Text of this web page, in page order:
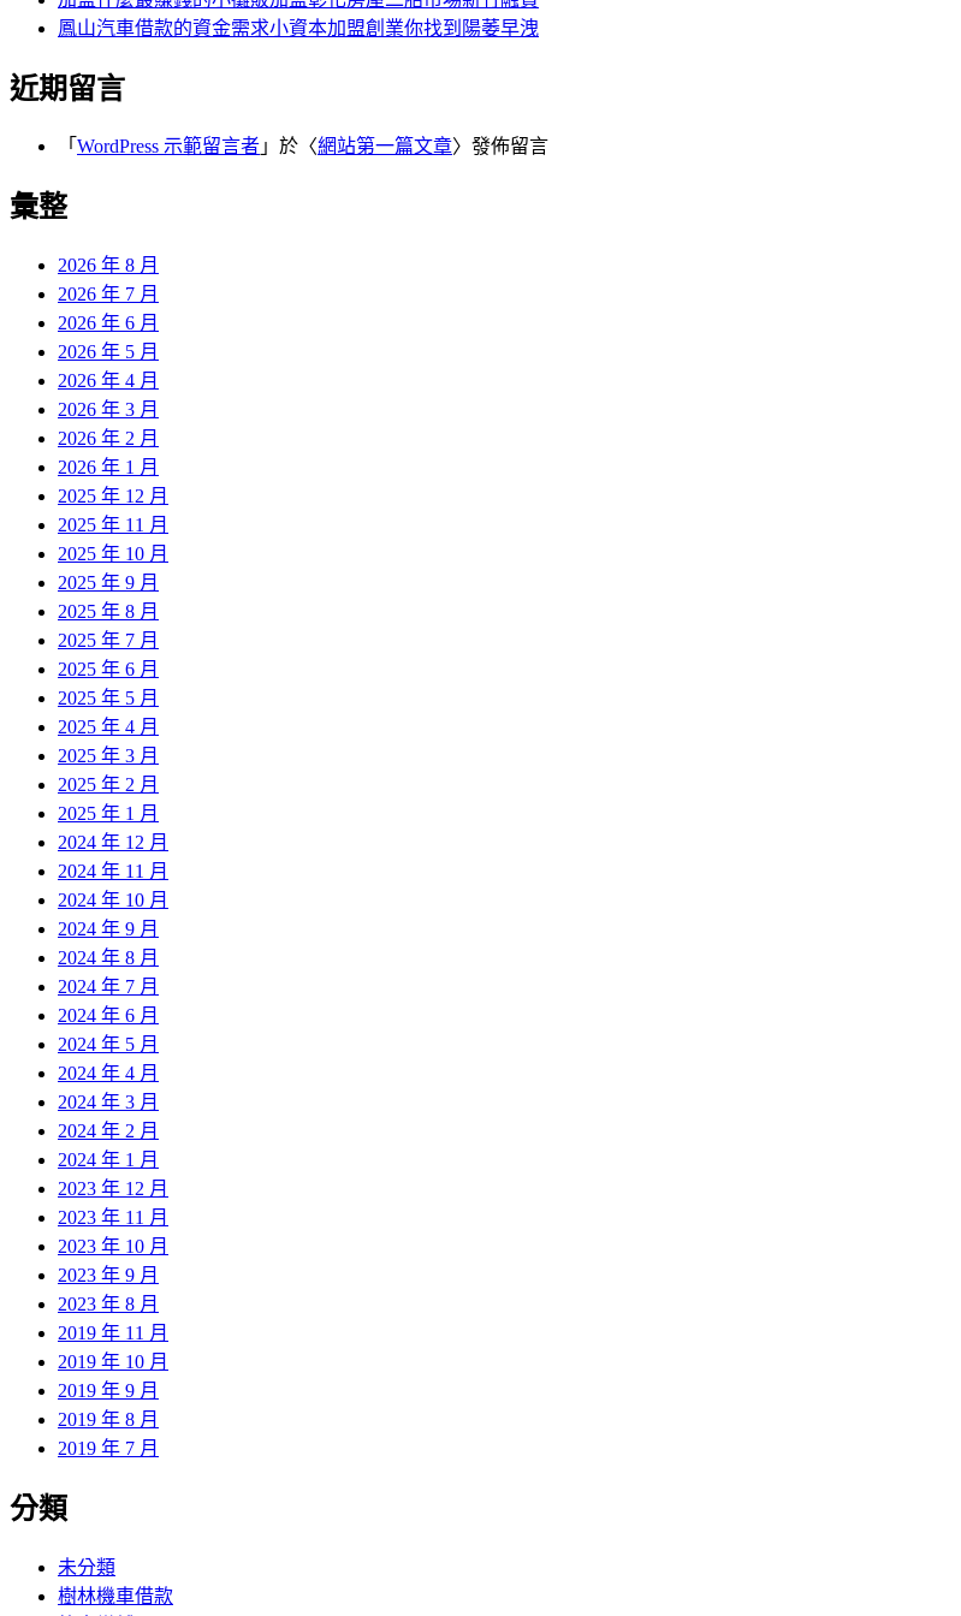
鳳山汽車借款的資金需求小資本加盟創業你找到陽萎早洩
近期留言
「 WordPress 示範留言者 」於〈網站第一篇文章〉發佈留言
彙整
2026 年 8 月
2026 年 7 月
2026 年 6 月
2026 年 5 月
2026 年 4 月
2026 年 3 月
2026 年 2 月
2026 年 1 月
2025 年 12 月
2025 年 11 月
2025 年 10 月
2025 年 9 月
2025 年 8 月
2025 年 7 月
2025 年 6 月
2025 年 5 月
2025 年 4 月
2025 年 3 月
2025 年 2 月
2025 年 1 月
2024 年 12 月
2024 年 11 月
2024 年 10 月
2024 年 9 月
2024 年 8 月
2024 年 7 月
2024 年 6 月
2024 年 5 月
2024 年 4 月
2024 年 3 月
2024 年 2 月
2024 年 1 月
2023 年 12 月
2023 年 11 月
2023 年 10 月
2023 年 9 月
2023 年 8 月
2019 年 11 月
2019 年 10 月
2019 年 9 月
2019 年 8 月
2019 年 7 月
分類
未分類
樹林機車借款